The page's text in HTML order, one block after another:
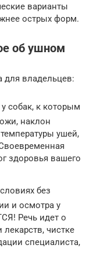
варианты
острых форм.
об ушном
для владельцев:
собак, к которым
наклон
ушей,
здоровья вашего
без
и осмотра у
Речь идет о
чистке
специалиста,